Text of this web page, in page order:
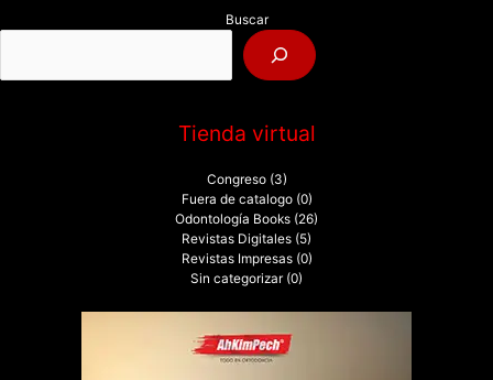
o
:
Buscar
Tienda virtual
Congreso (3)
Fuera de catalogo (0)
Odontología Books (26)
Revistas Digitales (5)
Revistas Impresas (0)
Sin categorizar (0)